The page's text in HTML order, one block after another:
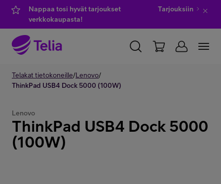
Nappaa tosi hyvät tarjoukset
verkkokaupasta!
Tarjouksiin
YKSITYISILLE YRITYKSILLE
Kauppa
Telakat tietokoneille/Lenovo/
ThinkPad USB4 Dock 5000 (100W)
Lenovo
ThinkPad USB4 Dock 5000
(100W)